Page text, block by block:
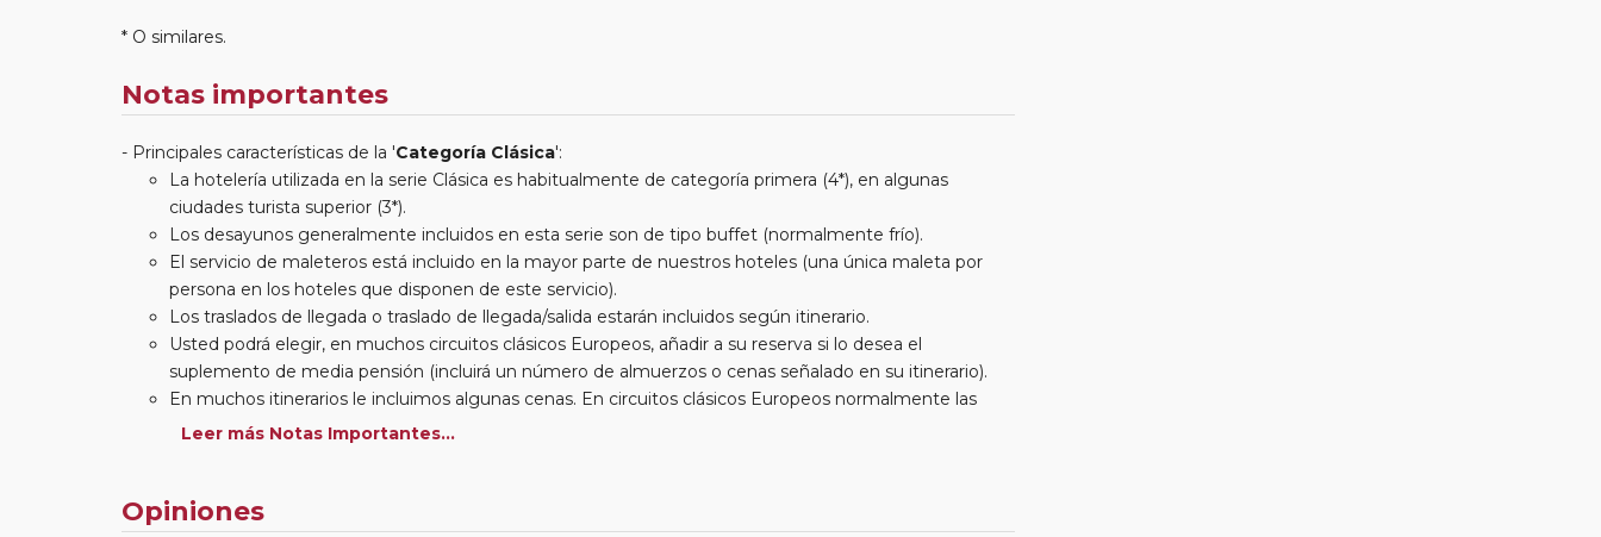
* O similares.
Notas importantes
Principales características de la 'Categoría Clásica':
La hotelería utilizada en la serie Clásica es habitualmente de categoría primera (4*), en algunas
ciudades turista superior (3*).
Los desayunos generalmente incluidos en esta serie son de tipo buffet (normalmente frío).
El servicio de maleteros está incluido en la mayor parte de nuestros hoteles (una única maleta por
persona en los hoteles que disponen de este servicio).
Los traslados de llegada o traslado de llegada/salida estarán incluidos según itinerario.
Usted podrá elegir, en muchos circuitos clásicos Europeos, añadir a su reserva si lo desea el
suplemento de media pensión (incluirá un número de almuerzos o cenas señalado en su itinerario).
En muchos itinerarios le incluimos algunas cenas. En circuitos clásicos Europeos normalmente las
entradas a museos y monumentos no se encuentran incluidas mientras que en viajes regionales y
(funiculares, tren, barcos, etc.). Verifíquelo en cada itinerario.
Leer más Notas Importantes...
Opiniones